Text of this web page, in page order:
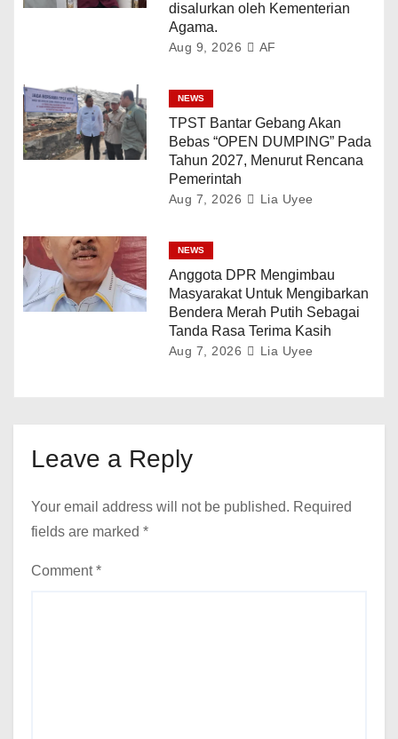
disalurkan oleh Kementerian
Agama.
Aug 9, 2026 AF
NEWS
TPST Bantar Gebang Akan
Bebas “OPEN DUMPING” Pada
Tahun 2027, Menurut Rencana
Pemerintah
Aug 7, 2026 Lia Uyee
NEWS
Anggota DPR Mengimbau
Masyarakat Untuk Mengibarkan
Bendera Merah Putih Sebagai
Tanda Rasa Terima Kasih
Aug 7, 2026 Lia Uyee
Leave a Reply
Your email address will not be published. Required
fields are marked *
Comment*